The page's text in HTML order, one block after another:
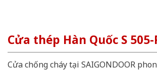
Cửa thép Hàn Quốc S 505-
Cửa chống cháy tại SAIGONDOOR